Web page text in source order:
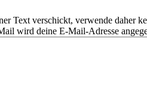
Text verschickt, verwende daher
wird deine E-Mail-Adresse